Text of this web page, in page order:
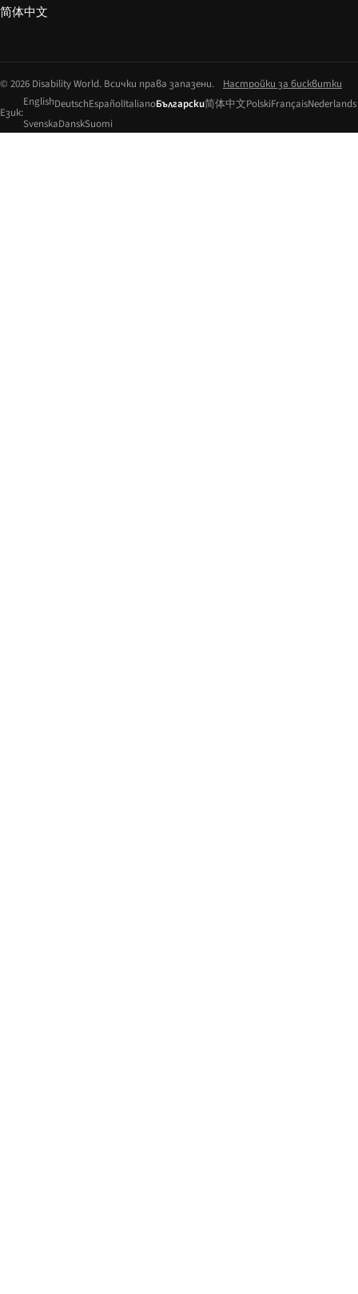
简体中文
© 2026 Disability World. Всички права запазени. Настройки за бисквитки
Език:
EnglishDeutschEspañolItalianoБългарски简体中文PolskiFrançaisNederlands
SvenskaDanskSuomi